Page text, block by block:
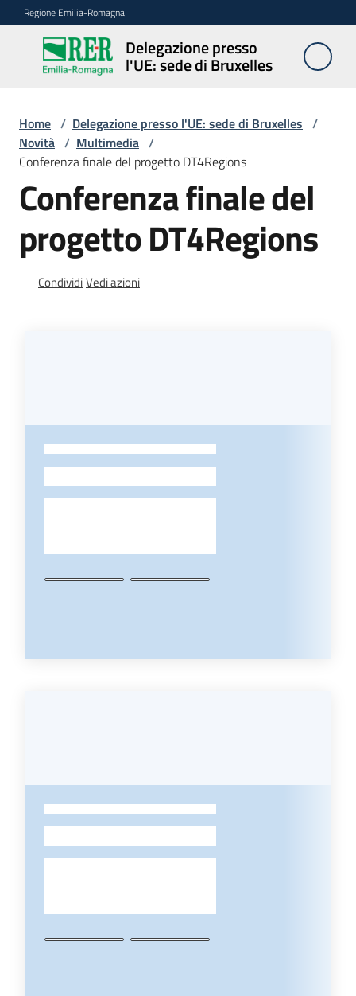
Vai al contenuto
Vai alla navigazione
Vai al footer
Regione Emilia-Romagna
Delegazione presso
l'UE: sede di Bruxelles
Delegazione
presso l'UE:
Bruxelles
Novità
Ambiti
Sede
Seguici
Emilia-
Romagna
Home / Delegazione presso l'UE: sede di Bruxelles /
Novità / Multimedia /
Conferenza finale del progetto DT4Regions
Conferenza finale del
progetto DT4Regions
CondividiVedi azioni
-
-